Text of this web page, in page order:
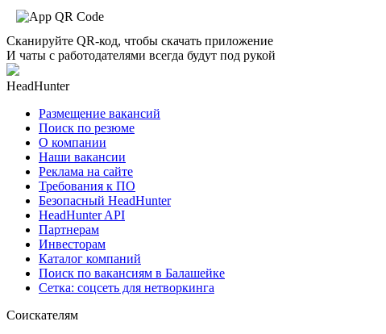
Сканируйте QR-код, чтобы скачать приложение
И чаты с работодателями всегда будут под рукой
HeadHunter
Размещение вакансий
Поиск по резюме
О компании
Наши вакансии
Реклама на сайте
Требования к ПО
Безопасный HeadHunter
HeadHunter API
Партнерам
Инвесторам
Каталог компаний
Поиск по вакансиям в Балашейке
Сетка: соцсеть для нетворкинга
Соискателям